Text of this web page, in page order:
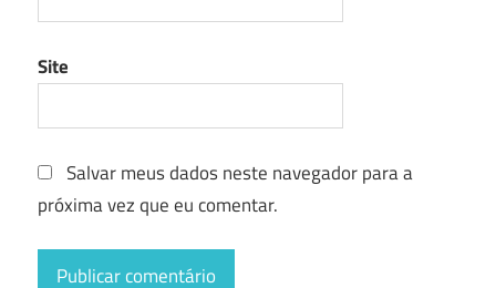
Site
Salvar meus dados neste navegador para a
próxima vez que eu comentar.